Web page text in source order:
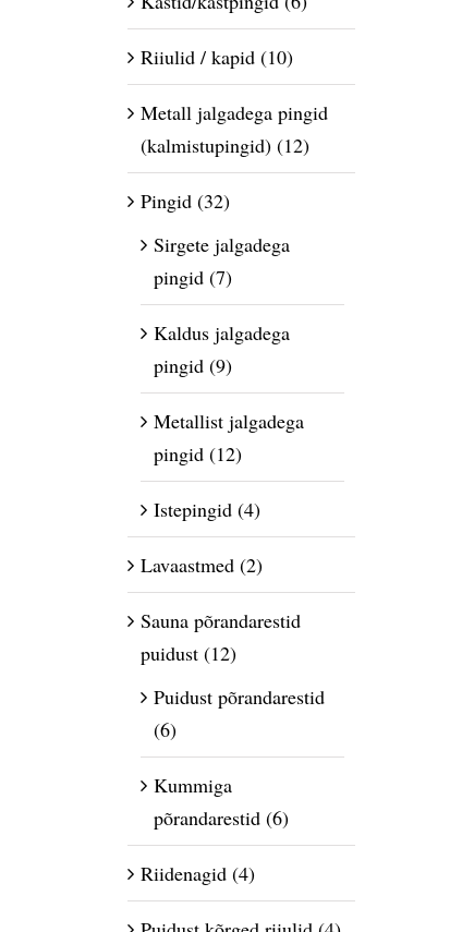
Riiulid / kapid (10)
Metall jalgadega pingid
(kalmistupingid) (12)
Pingid (32)
Sirgete jalgadega
pingid (7)
Kaldus jalgadega
pingid (9)
Metallist jalgadega
pingid (12)
Istepingid (4)
Lavaastmed (2)
Sauna põrandarestid
puidust (12)
Puidust põrandarestid
(6)
Kummiga
põrandarestid (6)
Riidenagid (4)